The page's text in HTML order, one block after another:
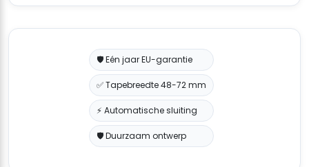
🛡️ Eén jaar EU-garantie
✅ Tapebreedte 48-72 mm
⚡ Automatische sluiting
🛡️ Duurzaam ontwerp